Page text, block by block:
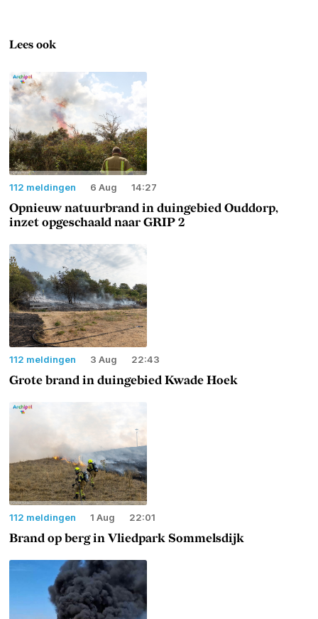
Lees ook
112 meldingen 6 Aug 14:27
Opnieuw natuurbrand in duingebied Ouddorp,
inzet opgeschaald naar GRIP 2
112 meldingen 3 Aug 22:43
Grote brand in duingebied Kwade Hoek
112 meldingen 1 Aug 22:01
Brand op berg in Vliedpark Sommelsdijk